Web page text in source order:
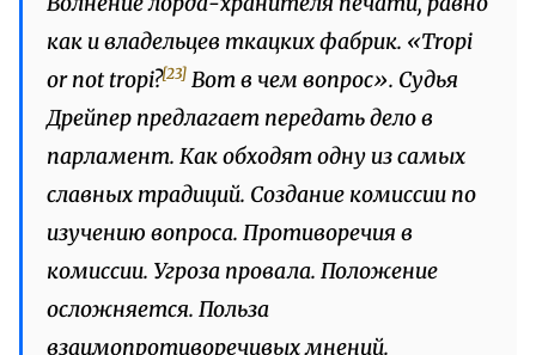
как и владельцев ткацких фабрик. «Tropi
or not tropi?[23] Вот в чем вопрос». Судья
Дрейпер предлагает передать дело в
парламент. Как обходят одну из самых
славных традиций. Создание комиссии по
изучению вопроса. Противоречия в
комиссии. Угроза провала. Положение
осложняется. Польза
взаимопротиворечивых мнений.